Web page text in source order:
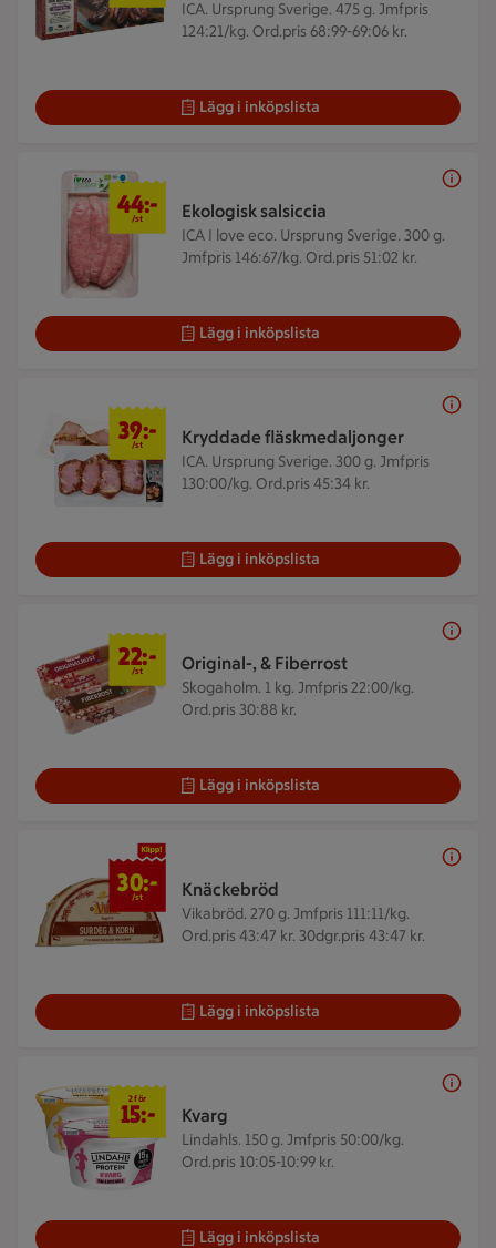
ICA. Ursprung Sverige. 475 g. Jmfpris
124:21/kg. Ord.pris 68:99-69:06 kr.
Lägg i inköpslista
Ekologisk salsiccia
ICA I love eco. Ursprung Sverige. 300 g.
Jmfpris 146:67/kg. Ord.pris 51:02 kr.
44 kr/st
44:-
/st
Lägg i inköpslista
Kryddade fläskmedaljonger
ICA. Ursprung Sverige. 300 g. Jmfpris
130:00/kg. Ord.pris 45:34 kr.
39 kr/st
39:-
/st
Lägg i inköpslista
Original-, & Fiberrost
Skogaholm. 1 kg. Jmfpris 22:00/kg.
Ord.pris 30:88 kr.
22 kr/st
22:-
/st
Lägg i inköpslista
Knäckebröd
Vikabröd. 270 g. Jmfpris 111:11/kg.
Ord.pris 43:47 kr. 30dgr.pris 43:47 kr.
30 kr/st
30:-
/st
Lägg i inköpslista
Kvarg
Lindahls. 150 g. Jmfpris 50:00/kg.
Ord.pris 10:05-10:99 kr.
2 för 15 kr
2 för
15:-
Lägg i inköpslista